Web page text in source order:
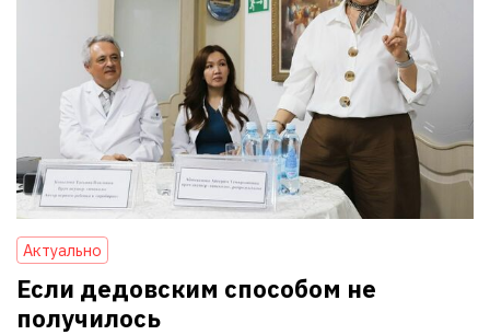
Актуально
Если дедовским способом не
получилось